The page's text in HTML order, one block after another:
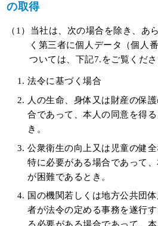
の取得
（1）当社は、次の場合を除き、あ
く第三者に個人データ（個人
ついては、下記7.をご覧くだ
法令に基づく場合
人の生命、身体又は財産の保
合であって、本人の同意を得
き。
公衆衛生の向上又は児童の健
特に必要がある場合であって
が困難であるとき。
国の機関若しくは地方公共団
者が法令の定める事務を遂行